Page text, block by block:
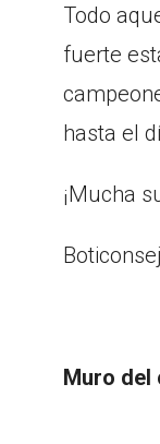
Todo
fuerte
hasta el
¡Mucha
Muro del